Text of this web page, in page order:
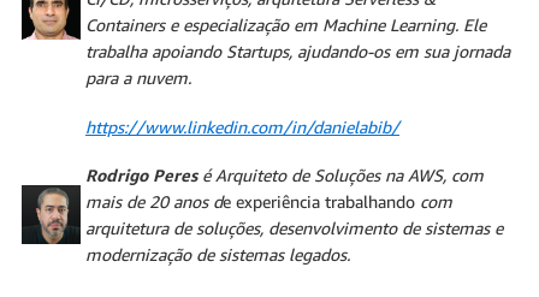
Containers e especialização em Machine Learning. Ele
trabalha apoiando Startups, ajudando-os em sua jornada
para a nuvem.
https://www.linkedin.com/in/danielabib/
Rodrigo Peresé Arquiteto de Soluções na AWS, com
mais de 20 anos de experiência trabalhando com
arquitetura de soluções, desenvolvimento de sistemas e
modernização de sistemas legados.